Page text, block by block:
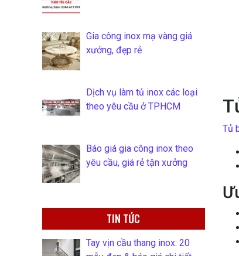
Gia công inox mạ vàng giá
xưởng, đẹp rẻ
Dịch vụ làm tủ inox các loại
theo yêu cầu ở TPHCM
Báo giá gia công inox theo
yêu cầu, giá rẻ tận xưởng
TIN TỨC
Tay vịn cầu thang inox: 20
Tủ